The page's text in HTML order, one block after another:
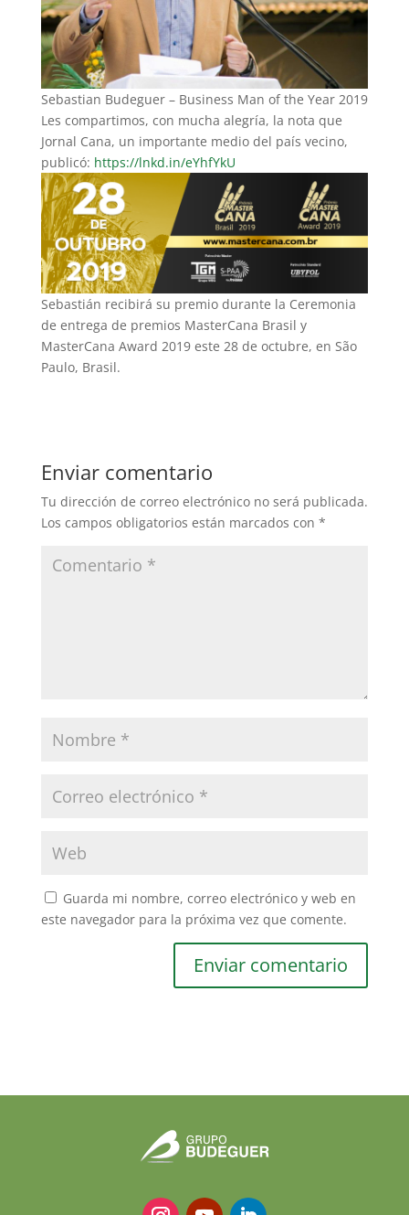
Sebastian Budeguer – Business Man of the Year 2019
Les compartimos, con mucha alegría, la nota que
Jornal Cana, un importante medio del país vecino,
publicó: https://lnkd.in/eYhfYkU
Sebastián recibirá su premio durante la Ceremonia
de entrega de premios MasterCana Brasil y
MasterCana Award 2019 este 28 de octubre, en São
Paulo, Brasil.
Enviar comentario
Tu dirección de correo electrónico no será publicada.
Los campos obligatorios están marcados con *
Guarda mi nombre, correo electrónico y web en
este navegador para la próxima vez que comente.